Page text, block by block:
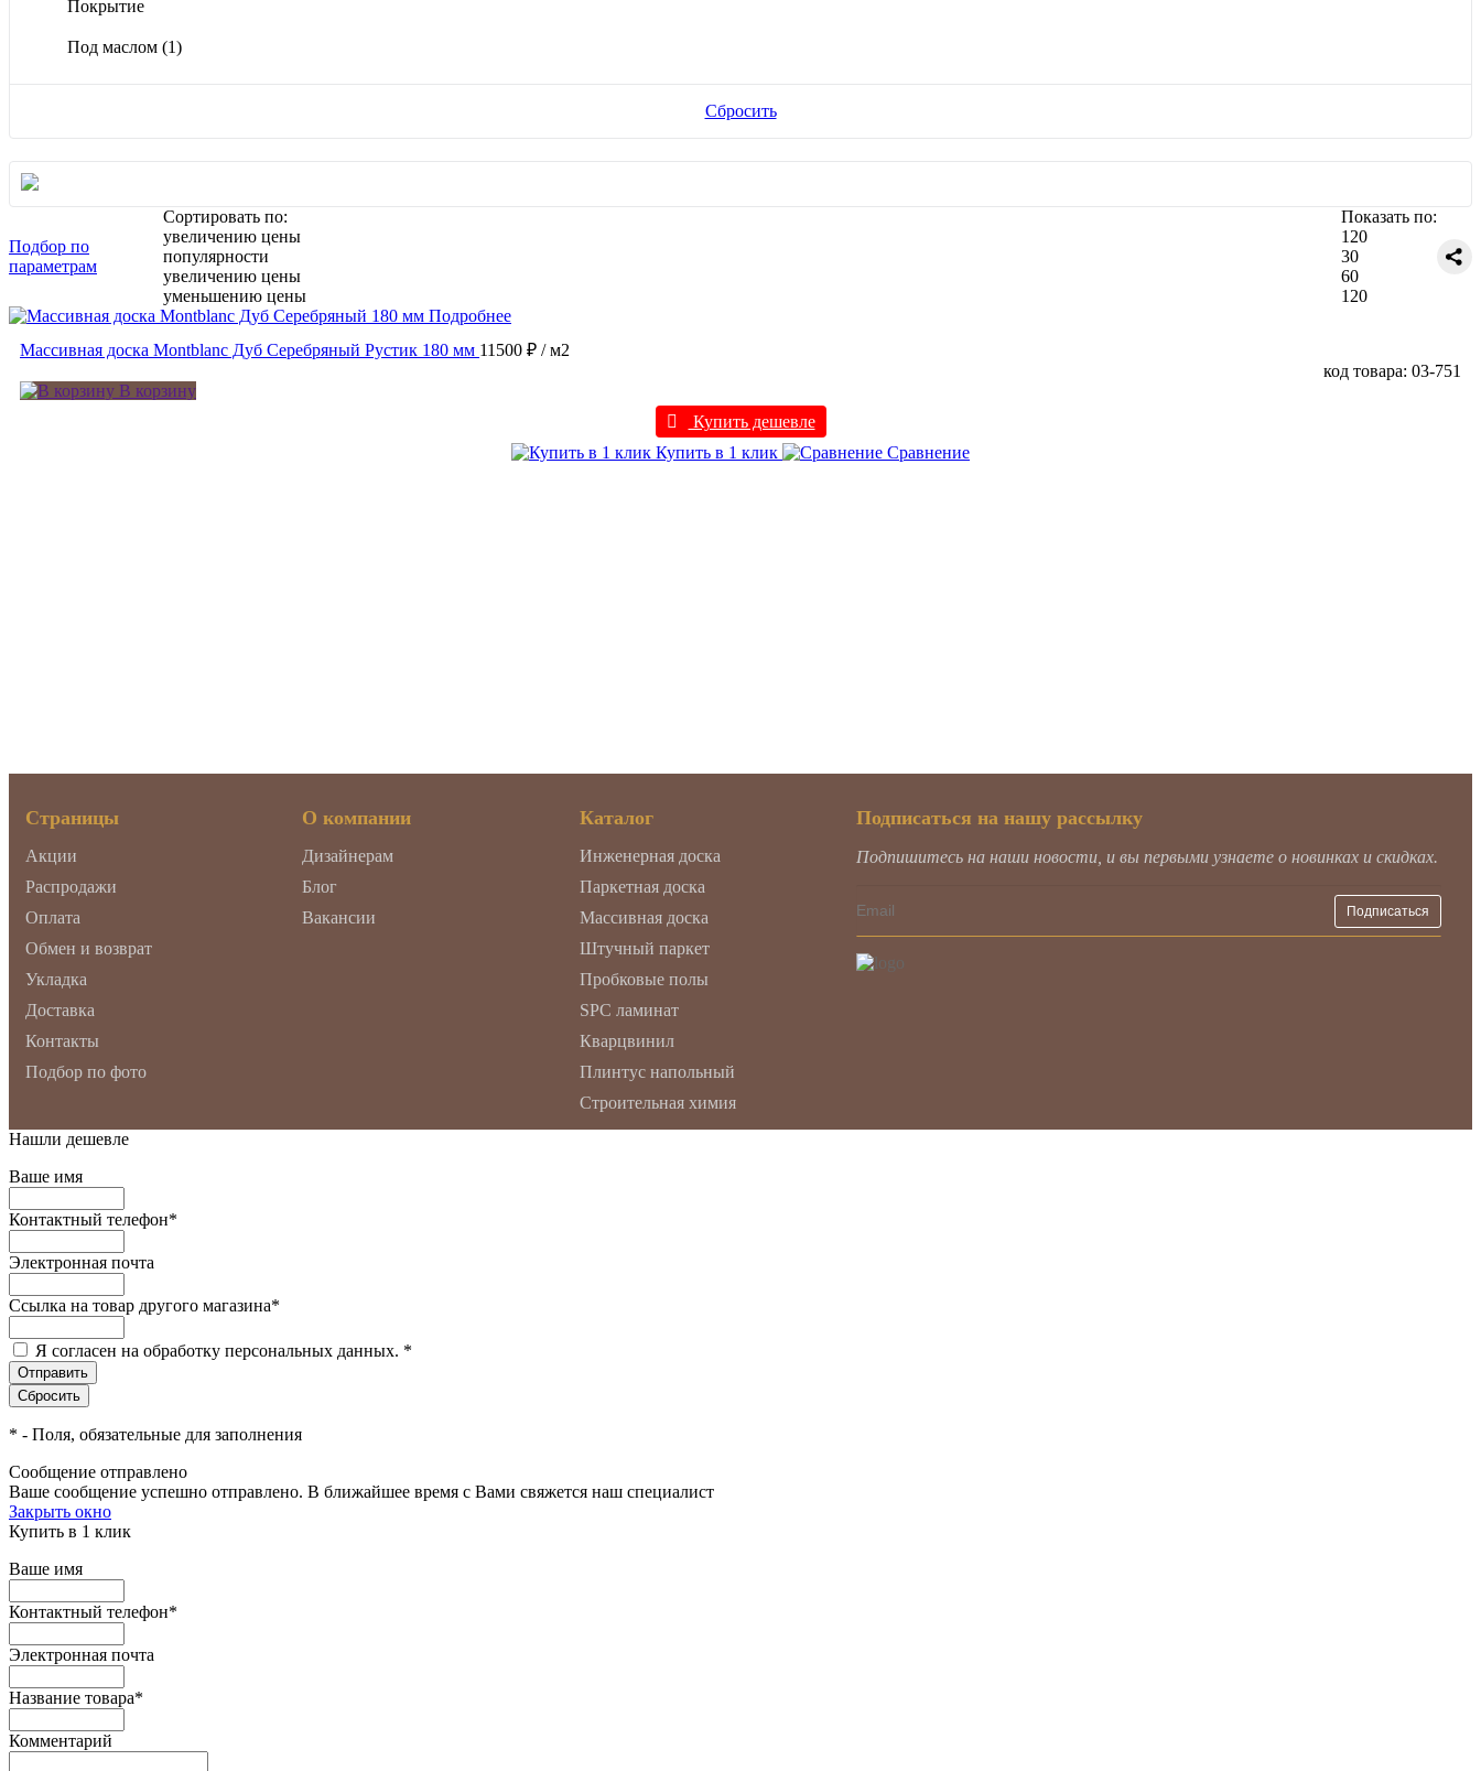
Покрытие
Под маслом (1)
Сбросить
Подбор по
параметрам
Сортировать по:
увеличению цены
популярности
увеличению цены
уменьшению цены
Показать по:
120
30
60
120
Подробнее
Массивная доска Montblanc Дуб Серебряный Рустик 180 мм 11500 ₽ / м2
код товара: 03-751
В корзину
Купить дешевле
Купить в 1 клик
Сравнение
Страницы
Акции
Распродажи
Оплата
Обмен и возврат
Укладка
Доставка
Контакты
Подбор по фото
О компании
Дизайнерам
Блог
Вакансии
Каталог
Инженерная доска
Паркетная доска
Массивная доска
Штучный паркет
Пробковые полы
SPC ламинат
Кварцвинил
Плинтус напольный
Строительная химия
Подписаться на нашу рассылку
Подпишитесь на наши новости, и вы первыми узнаете о новинках и скидках.
Нашли дешевле
Ваше имя
Контактный телефон*
Электронная почта
Ссылка на товар другого магазина*
Я согласен на обработку персональных данных. *
* - Поля, обязательные для заполнения
Сообщение отправлено
Ваше сообщение успешно отправлено. В ближайшее время с Вами свяжется наш специалист
Закрыть окно
Купить в 1 клик
Ваше имя
Контактный телефон*
Электронная почта
Название товара*
Комментарий